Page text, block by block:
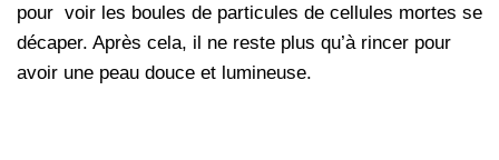
pour voir les boules de particules de cellules mortes se
décaper. Après cela, il ne reste plus qu’à rincer pour
avoir une peau douce et lumineuse.